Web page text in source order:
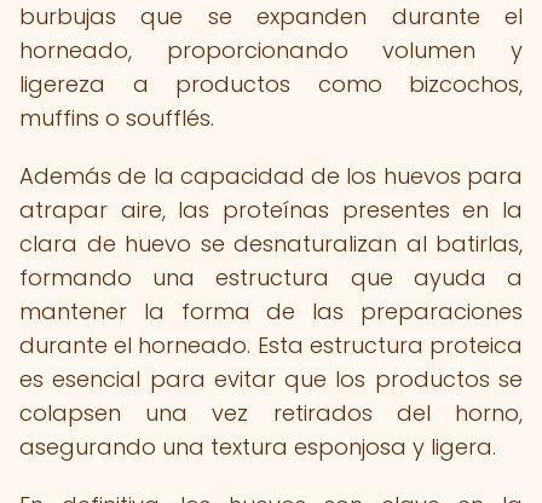
burbujas que se expanden durante el
horneado, proporcionando volumen y
ligereza a productos como bizcochos,
muffins o soufflés.
Además de la capacidad de los huevos para
atrapar aire, las proteínas presentes en la
clara de huevo se desnaturalizan al batirlas,
formando una estructura que ayuda a
mantener la forma de las preparaciones
durante el horneado. Esta estructura proteica
es esencial para evitar que los productos se
colapsen una vez retirados del horno,
asegurando una textura esponjosa y ligera.